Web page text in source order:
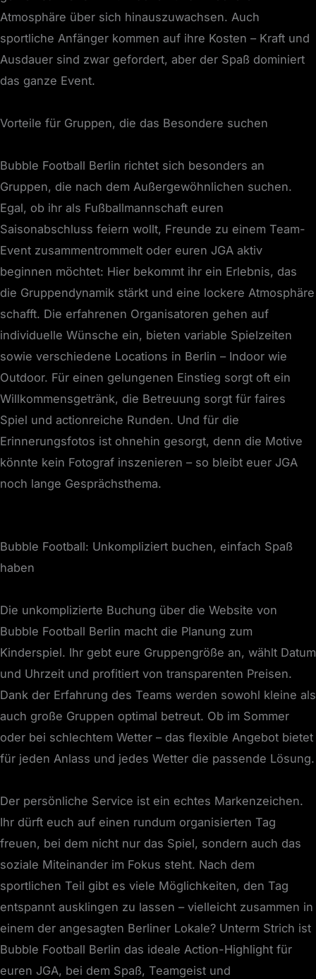
Atmosphäre über sich hinauszuwachsen. Auch
sportliche Anfänger kommen auf ihre Kosten – Kraft und
Ausdauer sind zwar gefordert, aber der Spaß dominiert
das ganze Event.
Vorteile für Gruppen, die das Besondere suchen
Bubble Football Berlin richtet sich besonders an
Gruppen, die nach dem Außergewöhnlichen suchen.
Egal, ob ihr als Fußballmannschaft euren
Saisonabschluss feiern wollt, Freunde zu einem Team-
Event zusammentrommelt oder euren JGA aktiv
beginnen möchtet: Hier bekommt ihr ein Erlebnis, das
die Gruppendynamik stärkt und eine lockere Atmosphäre
schafft. Die erfahrenen Organisatoren gehen auf
individuelle Wünsche ein, bieten variable Spielzeiten
sowie verschiedene Locations in Berlin – Indoor wie
Outdoor. Für einen gelungenen Einstieg sorgt oft ein
Willkommensgetränk, die Betreuung sorgt für faires
Spiel und actionreiche Runden. Und für die
Erinnerungsfotos ist ohnehin gesorgt, denn die Motive
könnte kein Fotograf inszenieren – so bleibt euer JGA
noch lange Gesprächsthema.
Bubble Football: Unkompliziert buchen, einfach Spaß
haben
Die unkomplizierte Buchung über die Website von
Bubble Football Berlin macht die Planung zum
Kinderspiel. Ihr gebt eure Gruppengröße an, wählt Datum
und Uhrzeit und profitiert von transparenten Preisen.
Dank der Erfahrung des Teams werden sowohl kleine als
auch große Gruppen optimal betreut. Ob im Sommer
oder bei schlechtem Wetter – das flexible Angebot bietet
für jeden Anlass und jedes Wetter die passende Lösung.
Der persönliche Service ist ein echtes Markenzeichen.
Ihr dürft euch auf einen rundum organisierten Tag
freuen, bei dem nicht nur das Spiel, sondern auch das
soziale Miteinander im Fokus steht. Nach dem
sportlichen Teil gibt es viele Möglichkeiten, den Tag
entspannt ausklingen zu lassen – vielleicht zusammen in
einem der angesagten Berliner Lokale? Unterm Strich ist
Bubble Football Berlin das ideale Action-Highlight für
euren JGA, bei dem Spaß, Teamgeist und